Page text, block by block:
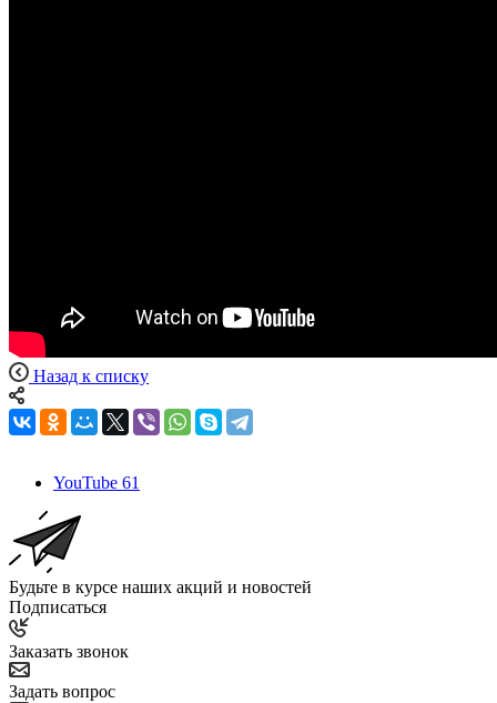
Назад к списку
YouTube 61
Будьте в курсе наших акций и новостей
Подписаться
Заказать звонок
Задать вопрос